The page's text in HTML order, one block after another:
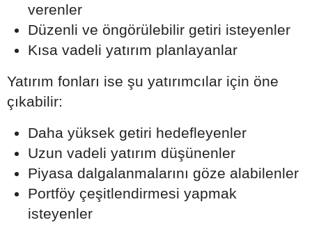
verenler
Düzenli ve öngörülebilir getiri isteyenler
Kısa vadeli yatırım planlayanlar
Yatırım fonları ise şu yatırımcılar için öne
çıkabilir:
Daha yüksek getiri hedefleyenler
Uzun vadeli yatırım düşünenler
Piyasa dalgalanmalarını göze alabilenler
Portföy çeşitlendirmesi yapmak
isteyenler